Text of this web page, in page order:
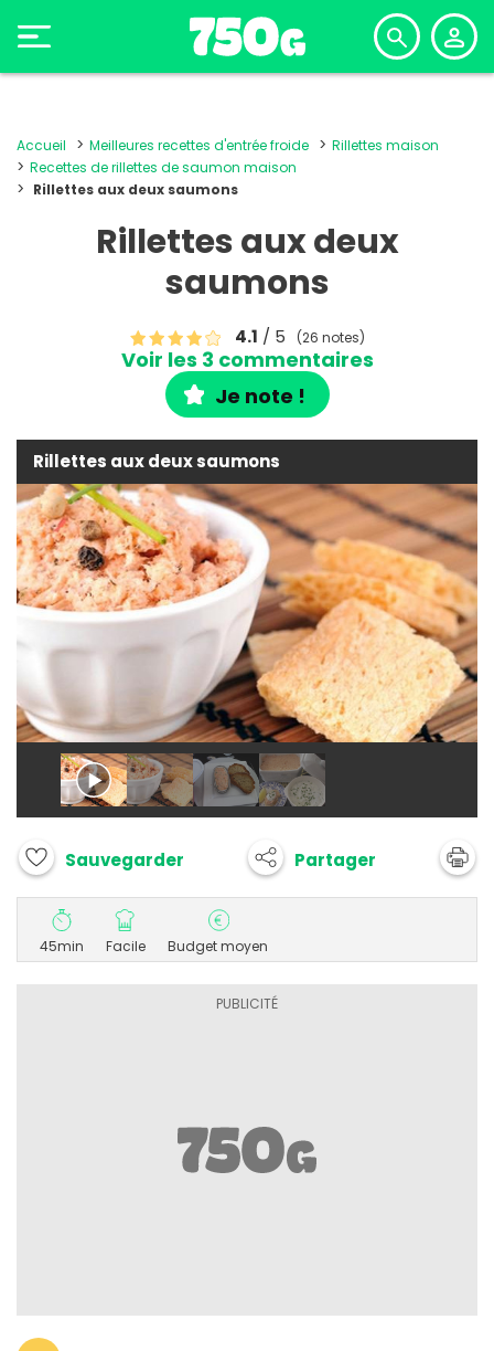
Accueil Meilleures recettes d'entrée froide
Rillettes maison
Recettes de rillettes de saumon maison
Rillettes aux deux saumons
Rillettes aux deux
saumons
4.1 / 5 (26 notes)
Voir les 3 commentaires
Je note !
Rillettes aux deux saumons
Sauvegarder Partager
45min Facile Budget moyen